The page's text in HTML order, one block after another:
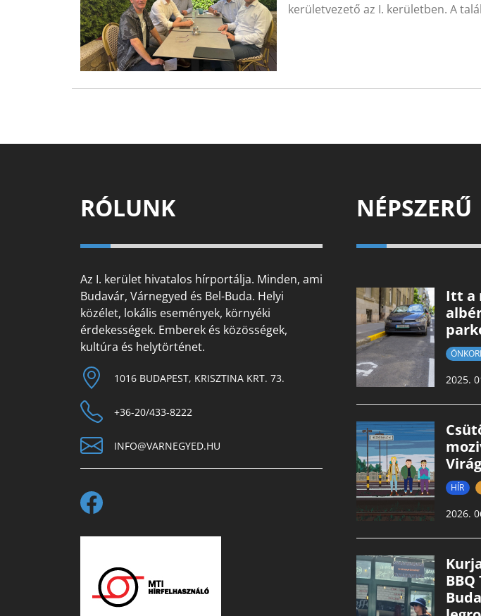
kerületvezető az I. kerületben. A
RÓLUNK
Az I. kerület hivatalos hírportálja. Minden, ami
Budavár, Várnegyed és Bel-Buda. Helyi
közélet, lokális események, környéki
érdekességek. Emberek és közösségek,
kultúra és helytörténet.
1016 BUDAPEST, KRISZTINA KRT. 73.
+36-20/433-8222
INFO@VARNEGYED.HU
NÉPSZERŰ
Itt a
2025.
HÍR
2026.
BBQ